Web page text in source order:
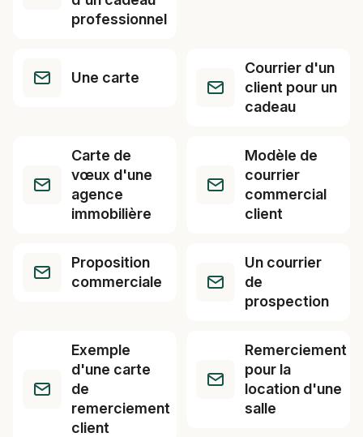
professionnel
Une carte
Courrier d'un
client pour un
cadeau
Carte de
vœux d'une
agence
immobilière
Modèle de
courrier
commercial
client
Proposition
commerciale
Un courrier
de
prospection
Exemple
d'une carte
de
remerciement
client
Remerciement
pour la
location d'une
salle